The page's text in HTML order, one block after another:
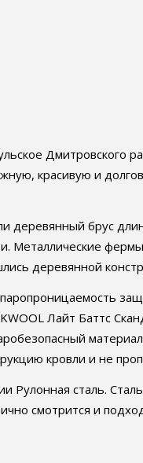
Дмитровского
красивую и
деревянный брус
Металлические
деревянной
Лайт Баттс
кровли и не
Рулонная сталь.
смотрится и